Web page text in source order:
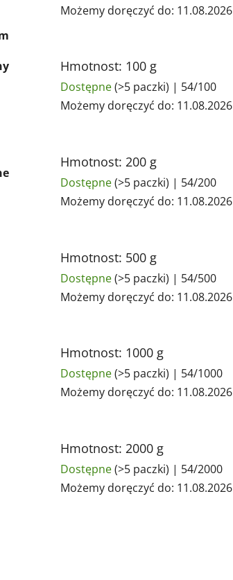
Możemy doręczyć do: 11.08.2026
Hmotnost: 100 g
Dostępne(>5 paczki) | 54/100
Możemy doręczyć do: 11.08.2026
Hmotnost: 200 g
Dostępne(>5 paczki) | 54/200
Możemy doręczyć do: 11.08.2026
Hmotnost: 500 g
Dostępne(>5 paczki) | 54/500
Możemy doręczyć do: 11.08.2026
Hmotnost: 1000 g
Dostępne(>5 paczki) | 54/1000
Możemy doręczyć do: 11.08.2026
Hmotnost: 2000 g
Dostępne(>5 paczki) | 54/2000
Możemy doręczyć do: 11.08.2026